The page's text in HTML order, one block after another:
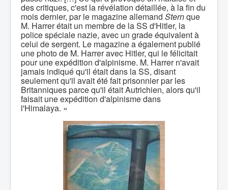
des critiques, c'est la révélation détaillée, à la fin du
mois dernier, par le magazine allemand Sternque
M. Harrer était un membre de la SS d'Hitler, la
police spéciale nazie, avec un grade équivalent à
celui de sergent. Le magazine a également publié
une photo de M. Harrer avec Hitler, qui le félicitait
pour une expédition d'alpinisme. M. Harrer n'avait
jamais indiqué qu'il était dans la SS, disant
seulement qu'il avait été fait prisonnier par les
Britanniques parce qu'il était Autrichien, alors qu'il
faisait une expédition d'alpinisme dans
l'Himalaya. »